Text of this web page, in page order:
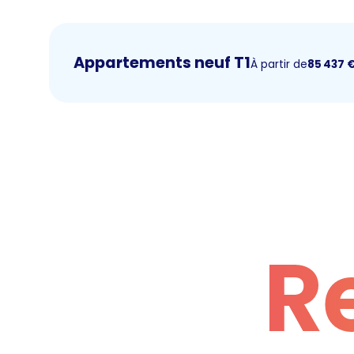
Appartements neuf T1À partir de85 437